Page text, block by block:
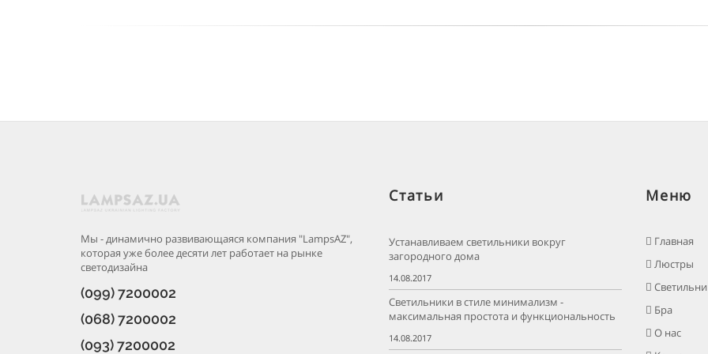
Мы - динамично развивающаяся компания "LampsAZ",
которая уже более десяти лет работает на рынке
светодизайна
(099) 7200002
(068) 7200002
(093) 7200002
Статьи
Устанавливаем светильники вокруг
загородного дома
14.08.2017
Светильники в стиле минимализм -
максимальная простота и функциональность
14.08.2017
Меню
Главная
Люстры
Бра
О нас